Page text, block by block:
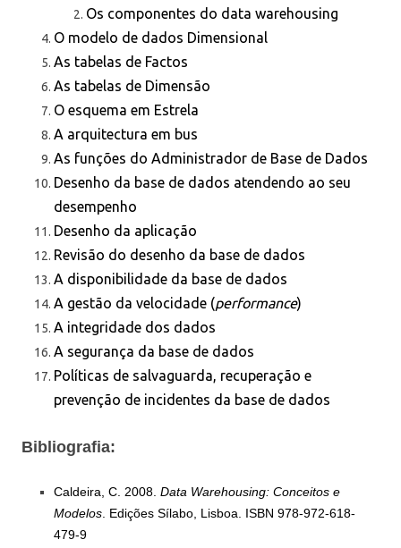
Os componentes do data warehousing
O modelo de dados Dimensional
As tabelas de Factos
As tabelas de Dimensão
O esquema em Estrela
A arquitectura em bus
As funções do Administrador de Base de Dados
Desenho da base de dados atendendo ao seu
desempenho
Desenho da aplicação
Revisão do desenho da base de dados
A disponibilidade da base de dados
A gestão da velocidade (performance)
A integridade dos dados
A segurança da base de dados
Políticas de salvaguarda, recuperação e
prevenção de incidentes da base de dados
Bibliografia:
Caldeira, C. 2008. Data Warehousing: Conceitos e
Modelos . Edições Sílabo, Lisboa. ISBN 978-972-618-
479-9